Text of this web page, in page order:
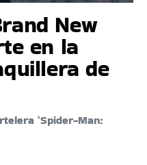
New
en la
de
‘Spider-Man: